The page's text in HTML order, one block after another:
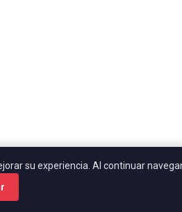
su experiencia. Al continuar